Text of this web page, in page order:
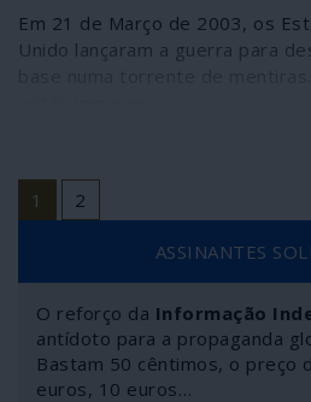
Em 21 de Março de 2003, os
Unido lançaram a guerra para
1 2
ASSINANTES
O reforço da Informação
antídoto para a propaganda
Bastam 50 cêntimos, o preço
euros, 10 euros…